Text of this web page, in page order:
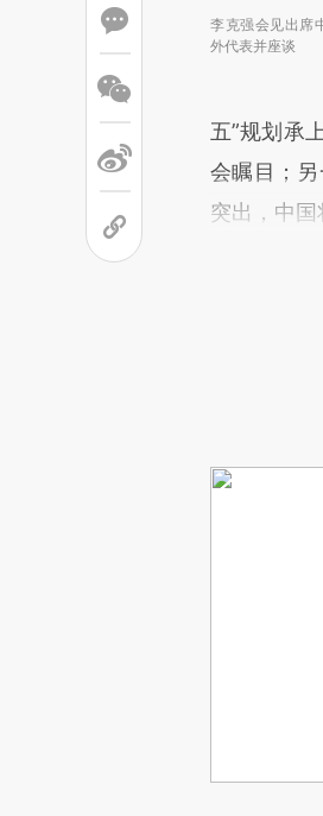
李克强会见出席
外代表并座谈
五”规划承
会瞩目；
突出，中国